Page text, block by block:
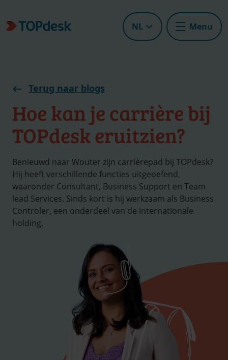
NL Menu
Terug naar blogs
Hoe kan je carrière bij
TOPdesk eruitzien?
Benieuwd naar Wouter zijn carrièrepad bij TOPdesk?
Hij heeft verschillende functies uitgeoefend,
waaronder Consultant, Business Support en Team
lead Services. Sinds kort is hij werkzaam als Business
Controler, een onderdeel van de internationale
holding.